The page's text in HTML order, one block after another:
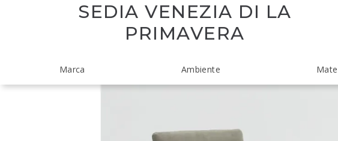
SEDIA VENEZIA DI LA
PRIMAVERA
Marca Ambiente